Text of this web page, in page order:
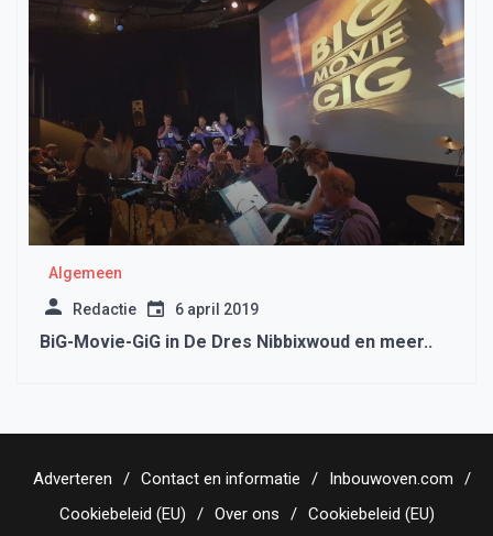
Algemeen
Redactie 6 april 2019
BiG-Movie-GiG in De Dres Nibbixwoud en meer..
Adverteren Contact en informatie
Inbouwoven.com
Cookiebeleid (EU)
Over ons Cookiebeleid (EU)